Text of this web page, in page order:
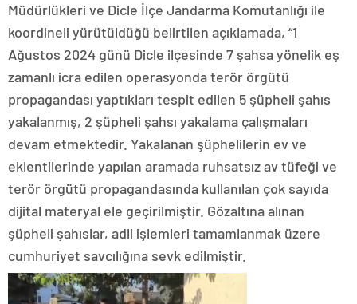
Müdürlükleri ve Dicle İlçe Jandarma Komutanlığı ile
koordineli yürütüldüğü belirtilen açıklamada, “1
Ağustos 2024 günü Dicle ilçesinde 7 şahsa yönelik eş
zamanlı icra edilen operasyonda terör örgütü
propagandası yaptıkları tespit edilen 5 şüpheli şahıs
yakalanmış, 2 şüpheli şahsı yakalama çalışmaları
devam etmektedir. Yakalanan şüphelilerin ev ve
eklentilerinde yapılan aramada ruhsatsız av tüfeği ve
terör örgütü propagandasında kullanılan çok sayıda
dijital materyal ele geçirilmiştir. Gözaltına alınan
şüpheli şahıslar, adli işlemleri tamamlanmak üzere
cumhuriyet savcılığına sevk edilmiştir.